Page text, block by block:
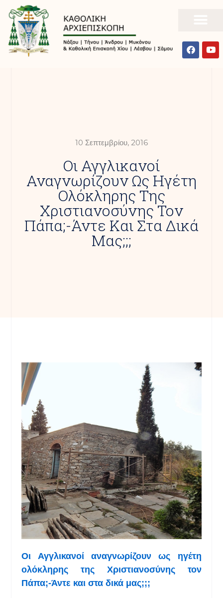
10 Σεπτεμβρίου, 2016
Οι Αγγλικανοί
Αναγνωρίζουν Ως Ηγέτη
Ολόκληρης Της
Χριστιανοσύνης Τον
Πάπα;-Άντε Και Στα Δικά
Μας;;;
Οι Αγγλικανοί αναγνωρίζουν ως ηγέτη
ολόκληρης της Χριστιανοσύνης τον
Πάπα;-Άντε και στα δικά μας;;;